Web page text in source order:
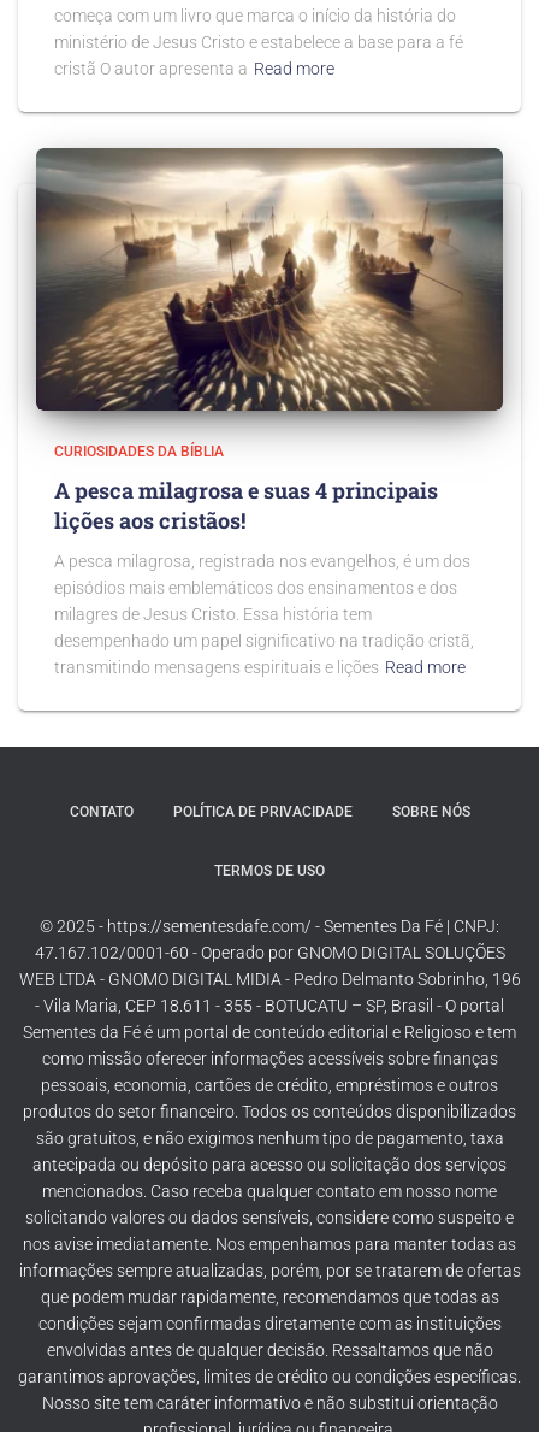
começa com um livro que marca o início da história do
ministério de Jesus Cristo e estabelece a base para a fé
cristã O autor apresenta a Read more
CURIOSIDADES DA BÍBLIA
A pesca milagrosa e suas 4 principais
lições aos cristãos!
A pesca milagrosa, registrada nos evangelhos, é um dos
episódios mais emblemáticos dos ensinamentos e dos
milagres de Jesus Cristo. Essa história tem
desempenhado um papel significativo na tradição cristã,
transmitindo mensagens espirituais e lições Read more
CONTATO POLÍTICA DE PRIVACIDADE SOBRE NÓS
TERMOS DE USO
© 2025 - https://sementesdafe.com/ - Sementes Da Fé | CNPJ:
47.167.102/0001-60 - Operado por GNOMO DIGITAL SOLUÇÕES
WEB LTDA - GNOMO DIGITAL MIDIA - Pedro Delmanto Sobrinho, 196
- Vila Maria, CEP 18.611 - 355 - BOTUCATU – SP, Brasil - O portal
Sementes da Fé é um portal de conteúdo editorial e Religioso e tem
como missão oferecer informações acessíveis sobre finanças
pessoais, economia, cartões de crédito, empréstimos e outros
produtos do setor financeiro. Todos os conteúdos disponibilizados
são gratuitos, e não exigimos nenhum tipo de pagamento, taxa
antecipada ou depósito para acesso ou solicitação dos serviços
mencionados. Caso receba qualquer contato em nosso nome
solicitando valores ou dados sensíveis, considere como suspeito e
nos avise imediatamente. Nos empenhamos para manter todas as
informações sempre atualizadas, porém, por se tratarem de ofertas
que podem mudar rapidamente, recomendamos que todas as
condições sejam confirmadas diretamente com as instituições
envolvidas antes de qualquer decisão. Ressaltamos que não
garantimos aprovações, limites de crédito ou condições específicas.
Nosso site tem caráter informativo e não substitui orientação